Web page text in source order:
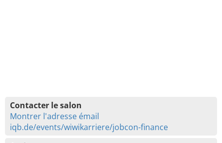
Contacter le salon
Montrer l'adresse émail
iqb.de/events/wiwikarriere/jobcon-finance